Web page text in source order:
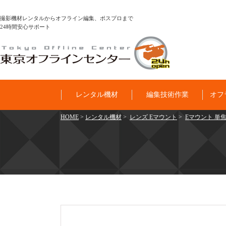
撮影機材レンタルからオフライン編集、ポスプロまで
24時間安心サポート
レンタル機材 編集技術作業 オフ
HOME > レンタル機材 > レンズ Eマウント > Eマウント 単